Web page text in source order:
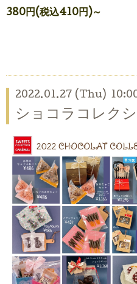
380円(税込410円)～
2022.01.27 (Thu)
ショコラコレク